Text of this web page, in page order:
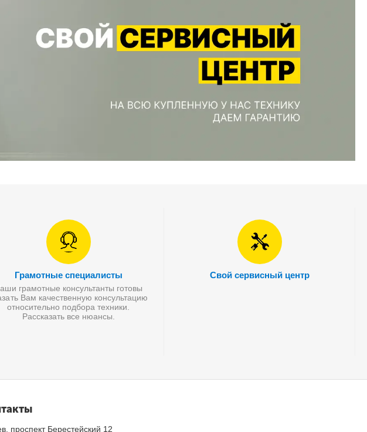
Грамотные специалисты
грамотные консультанты готовы
Вам качественную консультацию
относительно подбора техники.
Рассказать все нюансы.
Свой сервисный центр
проспект Берестейский 12